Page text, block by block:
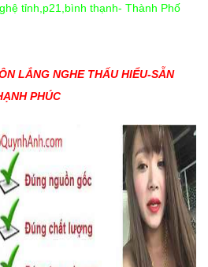
tỉnh,p21,bình thạnh- Thành Phố
LẮNG NGHE THẤU HIỂU-SẴN
PHÚC